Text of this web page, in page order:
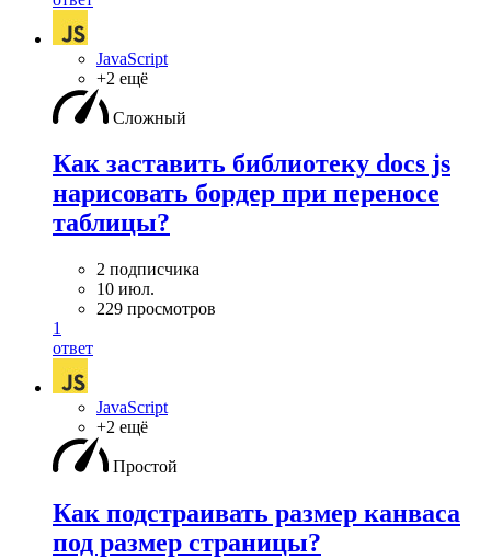
JavaScript
+2 ещё
Сложный
Как заставить библиотеку docs js
нарисовать бордер при переносе
таблицы?
2 подписчика
10 июл.
229 просмотров
1
ответ
JavaScript
+2 ещё
Простой
Как подстраивать размер канваса
под размер страницы?